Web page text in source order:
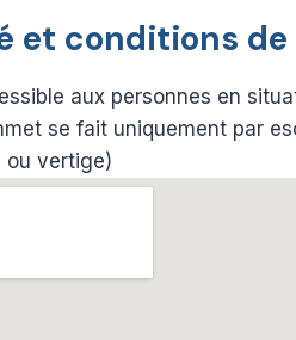
et conditions
aux personnes en
se fait uniquement par
ou vertige)